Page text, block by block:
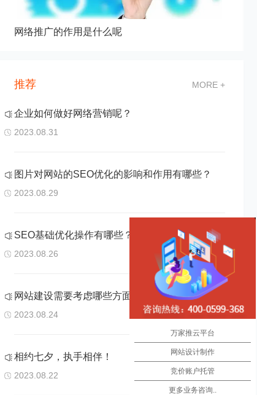
网络推广的作用是什么呢
推荐 MORE +
企业如何做好网络营销呢？
2023.08.31
图片对网站的SEO优化的影响和作用有哪些？
2023.08.29
SEO基础优化操作有哪些？
2023.08.26
网站建设需要考虑哪些方面呢？
2023.08.24
相约七夕，执手相伴！
2023.08.22
万家推云平台
网站设计制作
竞价账户托管
更多业务咨询..